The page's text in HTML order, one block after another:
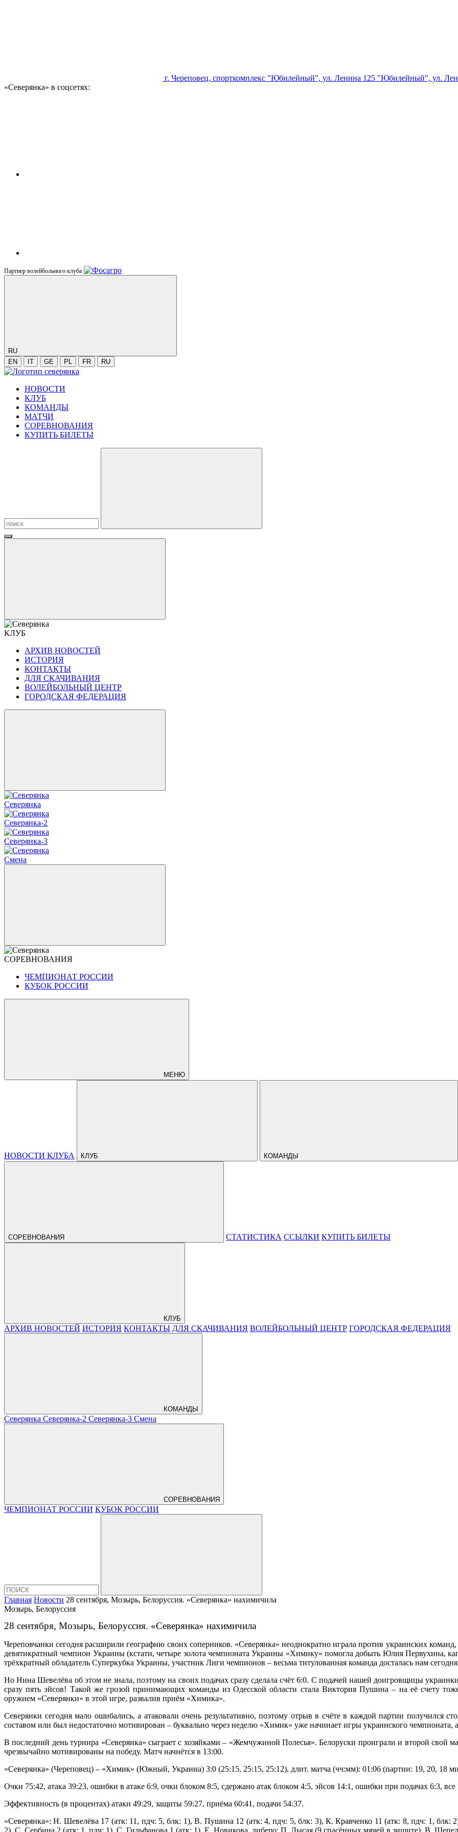
г. Череповец, спорткомплекс "Юбилейный", ул. Ленина 125 "Юбилейный", ул.
«Северянка» в соцсетях:
Партнер волейбольного клуба
RU
EN
IT GE PL FR RU
НОВОСТИ
КЛУБ
КОМАНДЫ
МАТЧИ
СОРЕВНОВАНИЯ
КУПИТЬ БИЛЕТЫ
КЛУБ
АРХИВ НОВОСТЕЙ
ИСТОРИЯ
КОНТАКТЫ
ДЛЯ СКАЧИВАНИЯ
ВОЛЕЙБОЛЬНЫЙ ЦЕНТР
ГОРОДСКАЯ ФЕДЕРАЦИЯ
Северянка
Северянка-2
Северянка-3
Смена
СОРЕВНОВАНИЯ
ЧЕМПИОНАТ РОССИИ
КУБОК РОССИИ
МЕНЮ
НОВОСТИ КЛУБА КЛУБ КОМАНДЫ
СОРЕВНОВАНИЯ СТАТИСТИКА ССЫЛКИ КУПИТЬ БИЛЕТЫ
КЛУБ
АРХИВ НОВОСТЕЙ ИСТОРИЯ КОНТАКТЫ ДЛЯ СКАЧИВАНИЯ ВОЛЕЙБОЛЬНЫЙ ЦЕНТР ГОРОДСКАЯ ФЕДЕРАЦИЯ
КОМАНДЫ
Северянка Северянка-2 Северянка-3 Смена
СОРЕВНОВАНИЯ
ЧЕМПИОНАТ РОССИИ КУБОК РОССИИ
Главная Новости 28 сентября, Мозырь, Белоруссия. «Северянка» нахимичила
Мозырь, Белоруссия
28 сентября, Мозырь, Белоруссия. «Северянка» нахимичила
Череповчанки сегодня расширили географию своих соперников. «Северянка» неоднократно играла против украинских
девятикратный чемпион Украины (кстати, четыре золота чемпионата Украины «Химику» помогла добыть Юлия Первухина,
трёхкратный обладатель Суперкубка Украины, участник Лиги чемпионов – весьма титулованная команда досталась нам
Но Нина Шевелёва об этом не знала, поэтому на своих подачах сразу сделала счёт 6:0. С подачей нашей доигровщицы
сразу пять эйсов! Такой же грозой принимающих команды из Одесской области стала Виктория Пушина – на её счету
оружием «Северянки» в этой игре, развалив приём «Химика».
Северянки сегодня мало ошибались, а атаковали очень результативно, поэтому отрыв в счёте в каждой партии получился
составом или был недостаточно мотивирован – буквально через неделю «Химик» уже начинает игры украинского чемпионата,
В последний день турнира «Северянка» сыграет с хозяйками – «Жемчужиной Полесья». Белоруски проиграли и второй свой
чрезвычайно мотивированы на победу. Матч начнётся в 13:00.
«Северянка» (Череповец) – «Химик» (Южный, Украина) 3:0 (25:15, 25:15, 25:12), длит. матча (чч:мм): 01:06 (партии: 19, 20, 18
Очки 75:42, атака 39:23, ошибки в атаке 6:9, очки блоком 8:5, сдержано атак блоком 4:5, эйсов 14:1, ошибки при подачах 6:3,
Эффективность (в процентах) атаки 49:29, защиты 59:27, приёма 60:41, подачи 54:37.
«Северянка»: Н. Шевелёва 17 (атк: 11, пдч: 5, блк: 1), В. Пушина 12 (атк: 4, пдч: 5, блк: 3), К. Кравченко 11 (атк: 8, пдч: 1,
2), С. Сербина 2 (атк: 1, пдч: 1), С. Гильфанова 1 (атк: 1), Е. Новикова, либеро: П. Лысая (9 спасённых мячей в зищите), В.